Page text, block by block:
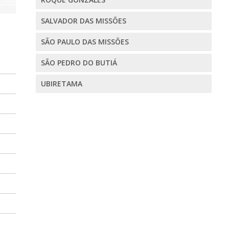
SALVADOR DAS MISSÕES
SÃO PAULO DAS MISSÕES
SÃO PEDRO DO BUTIÁ
UBIRETAMA